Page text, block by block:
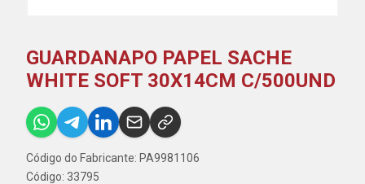
GUARDANAPO PAPEL SACHE
WHITE SOFT 30X14CM C/500UND
Código do Fabricante: PA9981106
Código: 33795